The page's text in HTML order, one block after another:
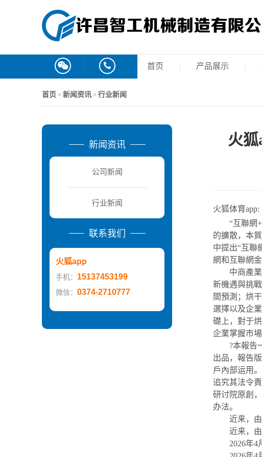
首页 产品展示
首页 > 新闻资讯 > 行业新闻
新闻资讯
公司新闻
行业新闻
联系我们
火狐app
手机： 15137453199
微信： 0374-2710777
火
火狐体育app:
“互聯網+”
的擴散，本
中提出“互聯
網和互聯網
中商產業研
新機遇與挑
間預測；烘
選擇以及企
礎上，對于
企業掌握市
?本報告一
出品，報告
戶內部运用
追究其法令
研讨院原創
办法。
近来，由鄭
近来，由鄭
2026年4月